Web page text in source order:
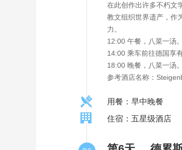
在此创作出许多不朽文
教文组织世界遗产，作
力。
12:00 午餐，八菜一汤。
14:00 乘车前往德国享
18:00 晚餐，八菜一汤
参考酒店名称：
用餐：早中晚餐
住宿：五星级酒店